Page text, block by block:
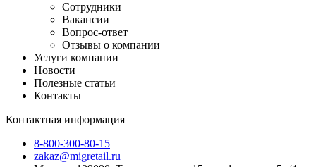
Сотрудники
Вакансии
Вопрос-ответ
Отзывы о компании
Услуги компании
Новости
Полезные статьи
Контакты
Контактная информация
8-800-300-80-15
zakaz@migretail.ru